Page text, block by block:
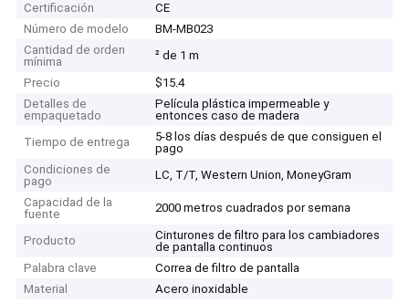
Certificación
CE
Número de modelo
BM-MB023
Cantidad de orden
mínima
² de 1 m
Precio
$15.4
Detalles de
empaquetado
Película plástica impermeable y
entonces caso de madera
Tiempo de entrega
5-8 los días después de que consiguen el
pago
Condiciones de
pago
LC, T/T, Western Union, MoneyGram
Capacidad de la
fuente
2000 metros cuadrados por semana
Producto
Cinturones de filtro para los cambiadores
de pantalla continuos
Palabra clave
Correa de filtro de pantalla
Material
Acero inoxidable